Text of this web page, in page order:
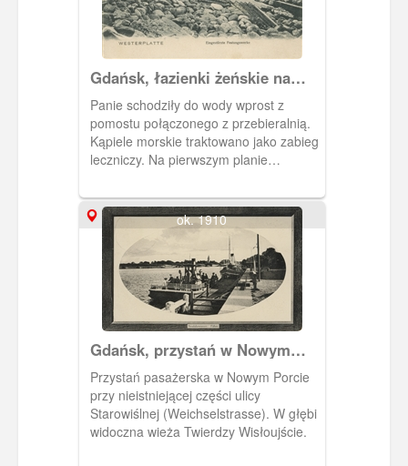
Gdańsk, łazienki żeńskie na
Westerpaltte
Panie schodziły do wody wprost z
pomostu połączonego z przebieralnią.
Kąpiele morskie traktowano jako zabieg
leczniczy. Na pierwszym planie
pozostałości fortyfikacji. Obieg 1910 r.
ok. 1910
Gdańsk, przystań w Nowym
Porcie.
Przystań pasażerska w Nowym Porcie
przy nieistniejącej części ulicy
Starowiślnej (Weichselstrasse). W głębi
widoczna wieża Twierdzy Wisłoujście.